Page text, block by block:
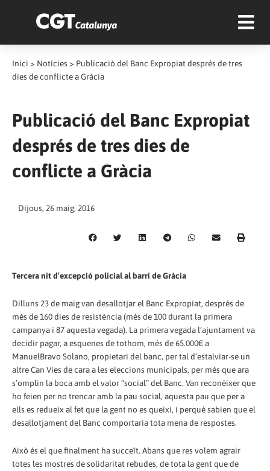
Inici > Notícies > Publicació del Banc Expropiat després de tres
dies de conflicte a Gràcia
Publicació del Banc Expropiat
després de tres dies de
conflicte a Gràcia
Dijous, 26 maig, 2016
Tercera nit d’excepció policial al barri de Gràcia
Dilluns 23 de maig van desallotjar el Banc Expropiat, després de
més de 160 dies de resistència (més de 100 durant la primera
campanya i 87 aquesta vegada). La primera vegada l’ajuntament va
decidir pagar, a esquenes de tothom, més de 65.000€ a
ManuelBravo Solano, propietari del banc, per tal d’estalviar-se un
altre Can Vies de cara a les eleccions municipals, per més que ara
s’omplin la boca amb el valor “social” del Banc. Van reconèixer que
ho feien per no trencar amb la pau social, aquesta pau que per a
ells es redueix al fet que la gent no es queixi, i perquè sabien que el
desallotjament del Banc comportaria tota mena de respostes.
Això és el que finalment ha succeït. Abans que res volem agrair
totes les mostres de solidaritat rebudes, de tota la gent que de